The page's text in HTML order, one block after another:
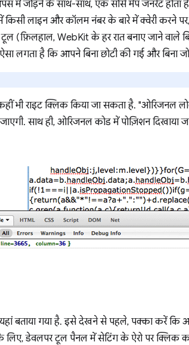
में जोड़ने के साथ-साथ, एक सोर्स मैप जनरेट
किसी लाइन और कॉलम नंबर के बारे में क्वेरी करने
(फ़िलहाल, WebKit के हर रात बनाए जाने वाले
लगता है कि आपने बिना छोटी की गई और बिना
कहीं भी राइट क्लिक किया जा सकता है. "ओरिजनल
साथ ही, ओरिजनल कोड में पोज़िशन
बताया गया है. इसे देखने से पहले, पक्का करें
लिए, डेवलपर टूल पैनल में सेटिंग के ऐरो पर क्लिक